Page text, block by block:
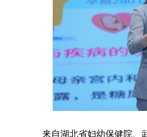
来自湖北省妇幼保健院、